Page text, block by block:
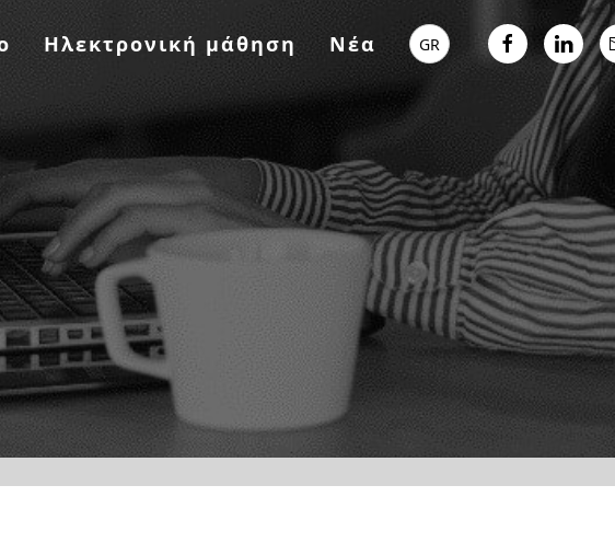
Ηλεκτρονική μάθηση Νέα GR